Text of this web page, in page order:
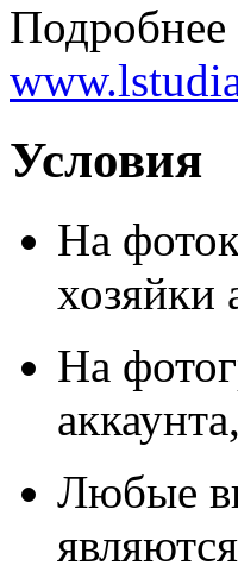
Подробнее
Условия
На
хозяйки
На
Любые